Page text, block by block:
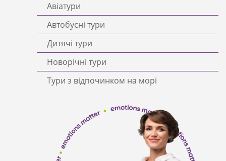
Авіатури
Автобусні тури
Дитячі тури
Новорічні тури
Тури з відпочинком на морі